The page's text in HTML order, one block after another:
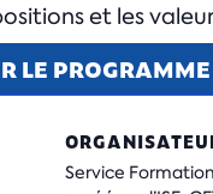
et les
LE
Service Formation